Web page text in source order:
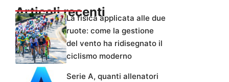
Articoli recentiLa fisica applicata alle due
ruote: come la gestione
del vento ha ridisegnato il
ciclismo moderno
Serie A, quanti allenatori